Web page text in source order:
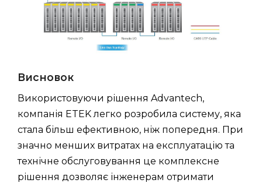
Висновок
Використовуючи рішення Advantech,
компанія ETEK легко розробила систему, яка
стала більш ефективною, ніж попередня. При
значно менших витратах на експлуатацію та
технічне обслуговування це комплексне
рішення дозволяє інженерам отримати